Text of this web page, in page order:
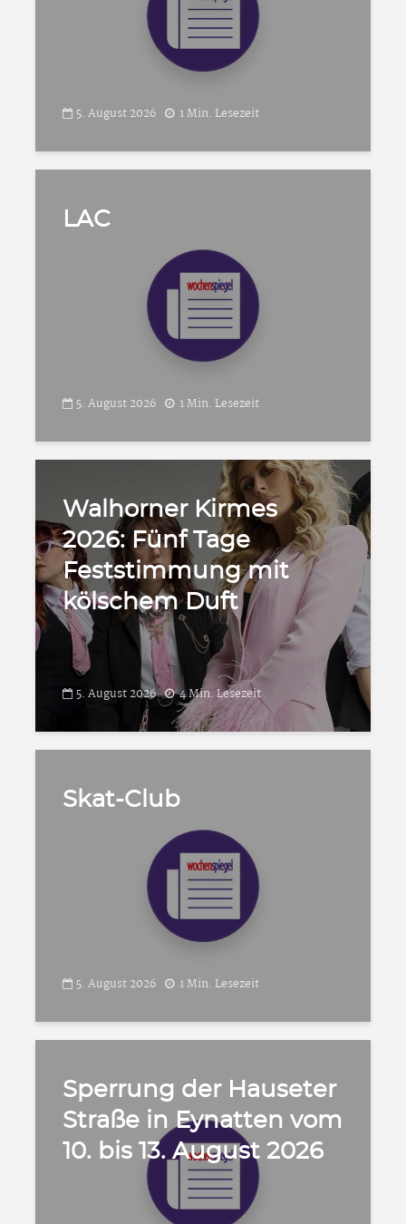
5. August 2026 1 Min. Lesezeit
LAC
5. August 2026 1 Min. Lesezeit
Walhorner Kirmes
2026: Fünf Tage
Feststimmung mit
kölschem Duft
5. August 2026 4 Min. Lesezeit
Skat-Club
5. August 2026 1 Min. Lesezeit
Sperrung der Hauseter
Straße in Eynatten vom
10. bis 13. August 2026